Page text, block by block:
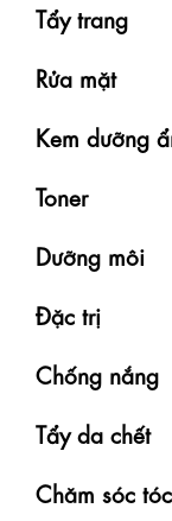
Tẩy trang
Rửa mặt
Kem dưỡng
Toner
Dưỡng môi
Đặc trị
Chống nắng
Tẩy da chết
Chăm sóc tóc